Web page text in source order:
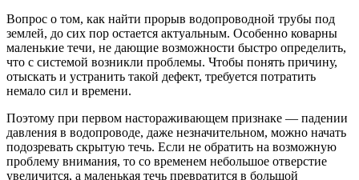
Вопрос о том, как найти прорыв водопроводной трубы под
землей, до сих пор остается актуальным. Особенно коварны
маленькие течи, не дающие возможности быстро определить,
что с системой возникли проблемы. Чтобы понять причину,
отыскать и устранить такой дефект, требуется потратить
немало сил и времени.
Поэтому при первом настораживающем признаке — падении
давления в водопроводе, даже незначительном, можно начать
подозревать скрытую течь. Если не обратить на возможную
проблему внимания, то со временем небольшое отверстие
увеличится, а маленькая течь превратится в большой